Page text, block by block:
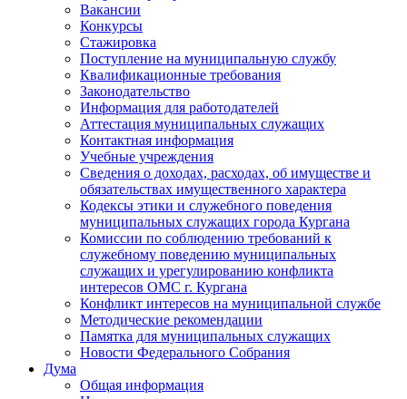
Вакансии
Конкурсы
Стажировка
Поступление на муниципальную службу
Квалификационные требования
Законодательство
Информация для работодателей
Аттестация муниципальных служащих
Контактная информация
Учебные учреждения
Сведения о доходах, расходах, об имуществе и
обязательствах имущественного характера
Кодексы этики и служебного поведения
муниципальных служащих города Кургана
Комиссии по соблюдению требований к
служебному поведению муниципальных
служащих и урегулированию конфликта
интересов ОМС г. Кургана
Конфликт интересов на муниципальной службе
Методические рекомендации
Памятка для муниципальных служащих
Новости Федерального Cобрания
Дума
Общая информация